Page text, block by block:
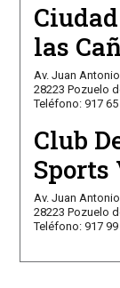
las
Av. Juan
28223 Pozuelo
Teléfono: 917 65
Club
Sports
Av. Juan
28223 Pozuelo
Teléfono: 917 99